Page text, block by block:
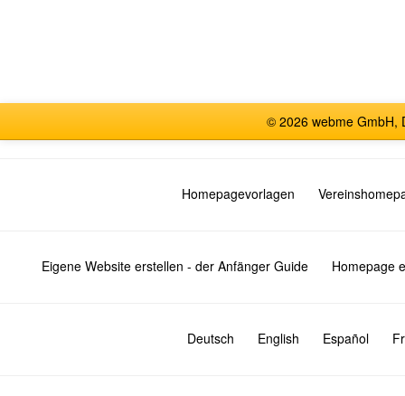
© 2026 webme GmbH,
Homepagevorlagen
Eigene Website erstellen - der Anfänger Guide Homepage
Deutsch English Español